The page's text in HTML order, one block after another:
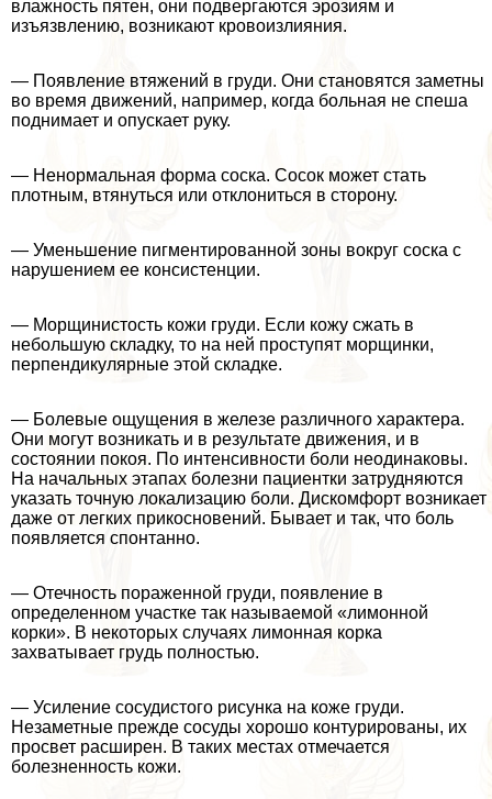
влажность пятен, они подвергаются эрозиям и
изъязвлению, возникают кровоизлияния.
— Появление втяжений в гpyди. Они становятся заметны
во время движений, например, когда больная не спеша
поднимает и опускает руку.
— Ненормальная форма соска. Сосок может стать
плотным, втянуться или отклониться в сторону.
— Уменьшение пигментированной зоны вокруг соска с
нарушением ее консистенции.
— Морщинистость кожи гpyди. Если кожу сжать в
небольшую складку, то на ней проступят морщинки,
перпендикулярные этой складке.
— Болевые ощущения в железе различного хаpaктера.
Они могут возникать и в результате движения, и в
состоянии покоя. По интенсивности боли неодинаковы.
На начальных этапах болезни пациентки затрудняются
указать точную локализацию боли. Дискомфорт возникает
даже от легких прикосновений. Бывает и так, что боль
появляется спонтанно.
— Отечность пораженной гpyди, появление в
определенном участке так называемой «лимонной
корки». В некоторых случаях лимонная корка
захватывает гpyдь полностью.
— Усиление сосудистого рисунка на коже гpyди.
Незаметные прежде сосуды хорошо контурированы, их
просвет расширен. В таких местах отмечается
болезненность кожи.